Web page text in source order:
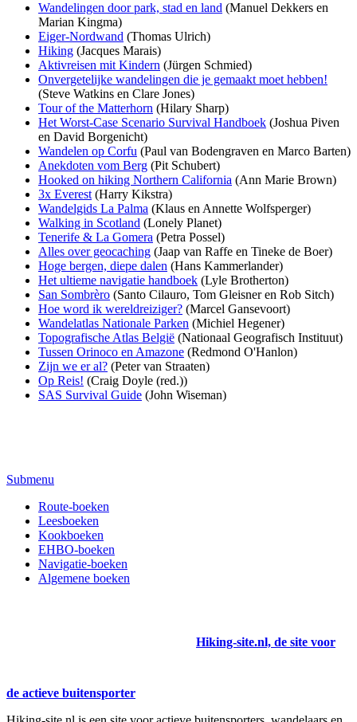
Wandelingen door park, stad en land (Manuel Dekkers en
Marian Kingma)
Eiger-Nordwand (Thomas Ulrich)
Hiking (Jacques Marais)
Aktivreisen mit Kindern (Jürgen Schmied)
Onvergetelijke wandelingen die je gemaakt moet hebben!
(Steve Watkins en Clare Jones)
Tour of the Matterhorn (Hilary Sharp)
Het Worst-Case Scenario Survival Handboek (Joshua Piven
en David Borgenicht)
Wandelen op Corfu (Paul van Bodengraven en Marco Barten)
Anekdoten vom Berg (Pit Schubert)
Hooked on hiking Northern California (Ann Marie Brown)
3x Everest (Harry Kikstra)
Wandelgids La Palma (Klaus en Annette Wolfsperger)
Walking in Scotland (Lonely Planet)
Tenerife & La Gomera (Petra Possel)
Alles over geocaching (Jaap van Raffe en Tineke de Boer)
Hoge bergen, diepe dalen (Hans Kammerlander)
Het ultieme navigatie handboek (Lyle Brotherton)
San Sombrèro (Santo Cilauro, Tom Gleisner en Rob Sitch)
Hoe word ik wereldreiziger? (Marcel Gansevoort)
Wandelatlas Nationale Parken (Michiel Hegener)
Topografische Atlas België (Nationaal Geografisch Instituut)
Tussen Orinoco en Amazone (Redmond O'Hanlon)
Zijn we er al? (Peter van Straaten)
Op Reis! (Craig Doyle (red.))
SAS Survival Guide (John Wiseman)
Submenu
Route-boeken
Leesboeken
Kookboeken
EHBO-boeken
Navigatie-boeken
Algemene boeken
Hiking-site.nl, de site voor
de actieve buitensporter